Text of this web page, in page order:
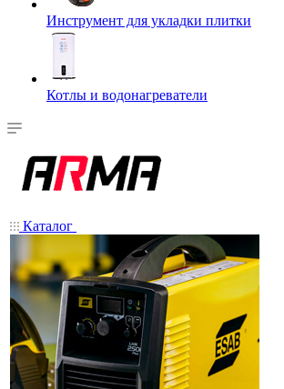
Инструмент для укладки плитки
Котлы и водонагреватели
Каталог